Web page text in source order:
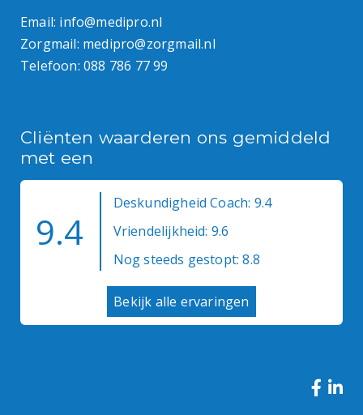
Email: info@medipro.nl
Zorgmail: medipro@zorgmail.nl
Telefoon: 088 786 77 99
Cliënten waarderen ons gemiddeld
met een
9.4
Deskundigheid Coach: 9.4
Vriendelijkheid: 9.6
Nog steeds gestopt: 8.8
Bekijk alle ervaringen